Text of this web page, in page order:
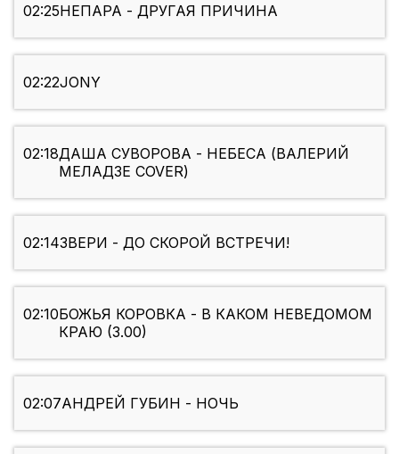
02:25НЕПАРА - ДРУГАЯ ПРИЧИНА
02:22JONY
02:18ДАША СУВОРОВА - НЕБЕСА (ВАЛЕРИЙ
МЕЛАДЗЕ COVER)
02:14ЗВЕРИ - ДО СКОРОЙ ВСТРЕЧИ!
02:10БОЖЬЯ КОРОВКА - В КАКОМ НЕВЕДОМОМ
КРАЮ (3.00)
02:07АНДРЕЙ ГУБИН - НОЧЬ